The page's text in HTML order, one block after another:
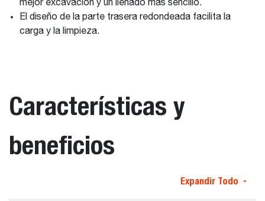
mejor excavación y un llenado más sencillo.
El diseño de la parte trasera redondeada facilita la
carga y la limpieza.
Características y
beneficios
Expandir Todo